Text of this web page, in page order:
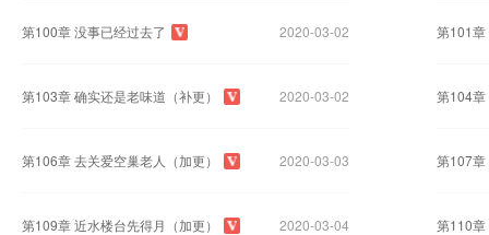
第100章 没事已经过去了 2020-03-02 第101章
第103章 确实还是老味道（补更） 2020-03-02 第104章
第106章 去关爱空巢老人（加更） 2020-03-03 第107章
第109章 近水楼台先得月（加更） 2020-03-04 第110章